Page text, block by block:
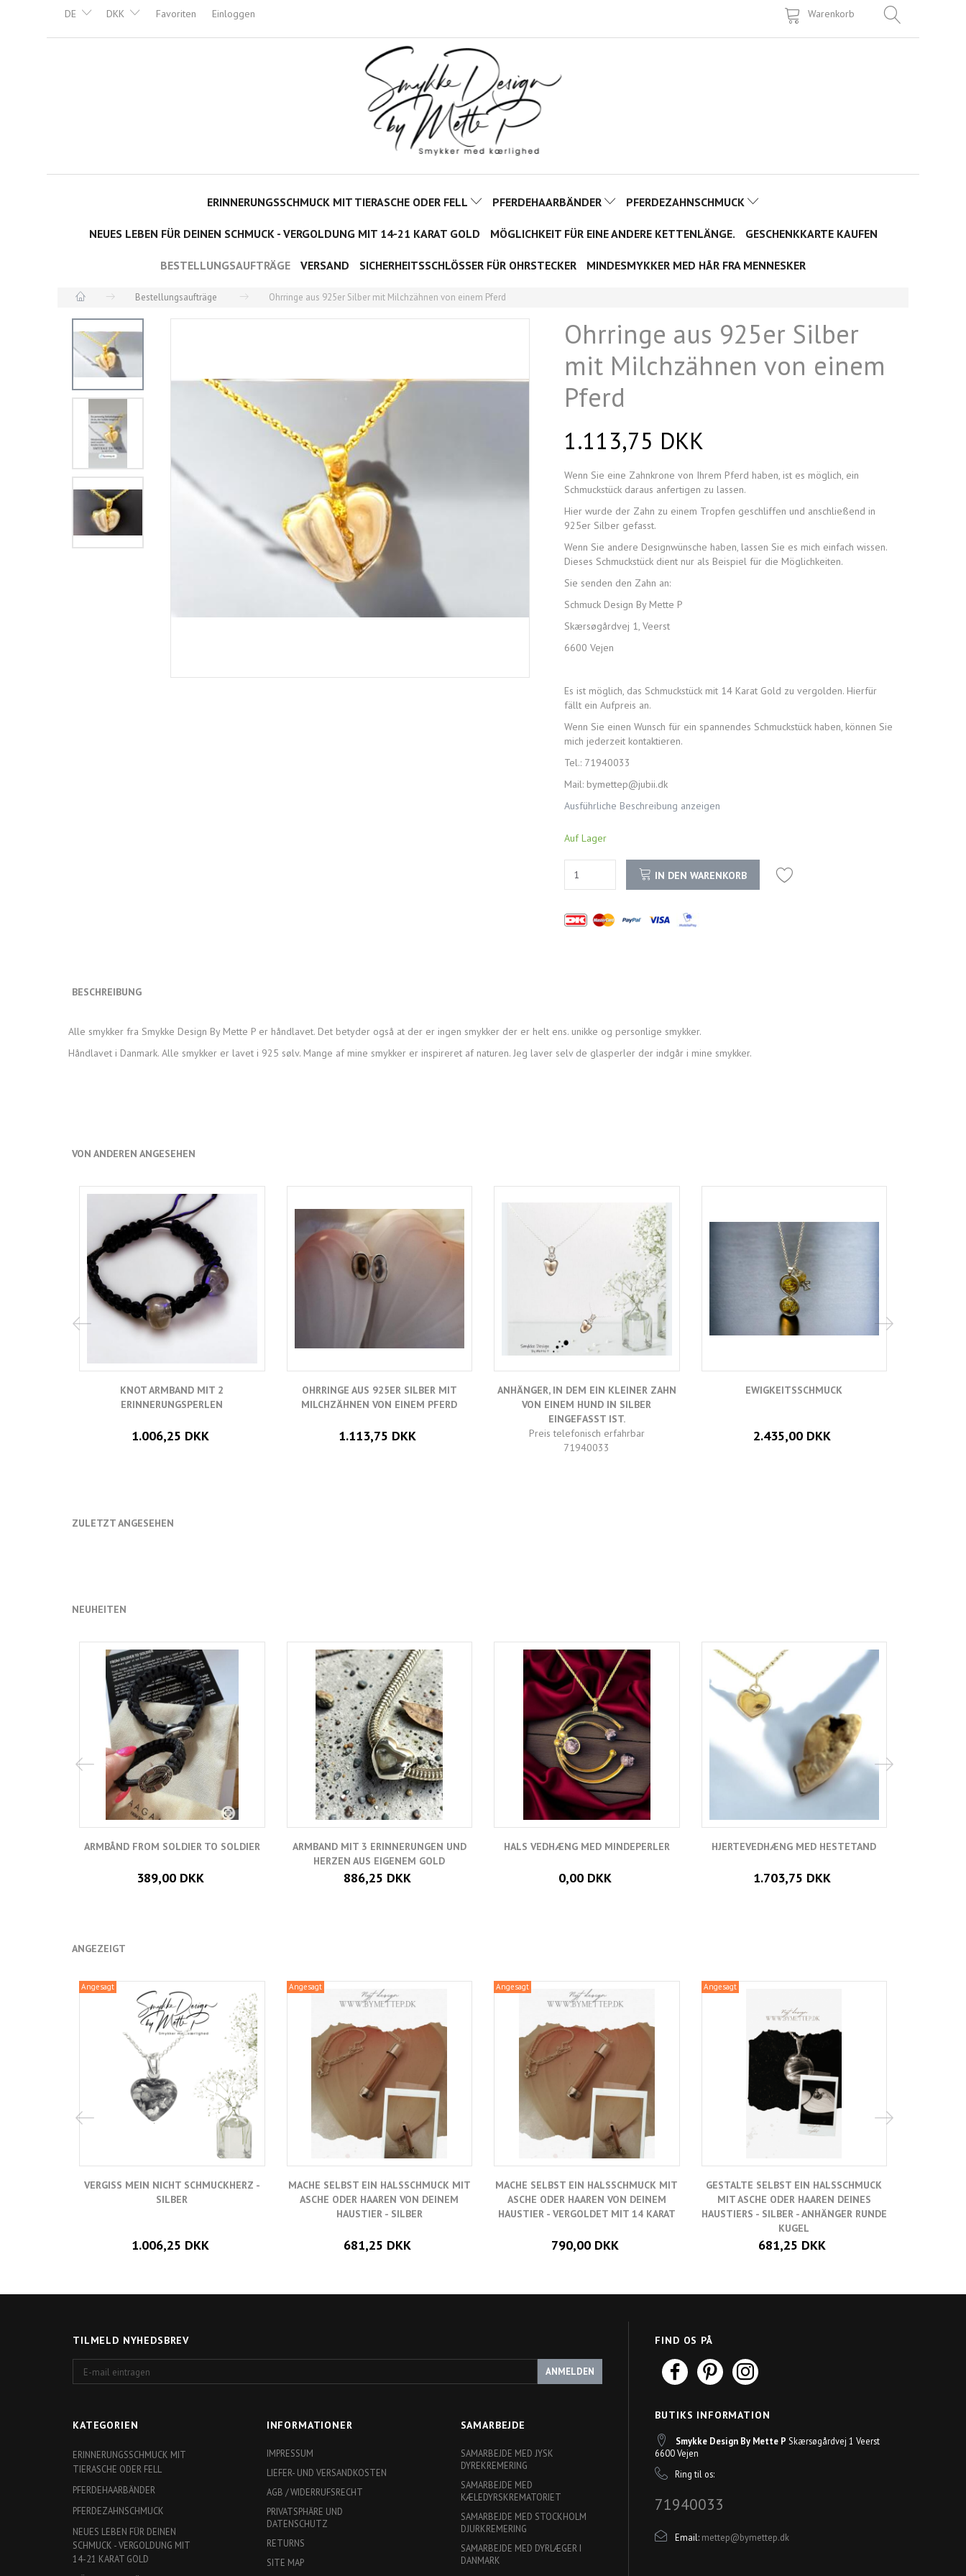
DE DKK Warenkorb
Favoriten Einloggen
ERINNERUNGSSCHMUCK MIT TIERASCHE ODER FELL PFERDEHAARBÄNDER PFERDEZAHNSCHMUCK
NEUES LEBEN FÜR DEINEN SCHMUCK - VERGOLDUNG MIT 14-21 KARAT GOLD MÖGLICHKEIT FÜR EINE ANDERE KETTENLÄNGE. GESCHENKKARTE KAUFEN
BESTELLUNGSAUFTRÄGE VERSAND SICHERHEITSSCHLÖSSER FÜR OHRSTECKER MINDESMYKKER MED HÅR FRA MENNESKER
Bestellungsaufträge Ohrringe aus 925er Silber mit Milchzähnen von einem Pferd
Ohrringe aus 925er Silber
mit Milchzähnen von einem
Pferd
1.113,75 DKK
Wenn Sie eine Zahnkrone von Ihrem Pferd haben, ist es möglich, ein
Schmuckstück daraus anfertigen zu lassen.
Hier wurde der Zahn zu einem Tropfen geschliffen und anschließend in
925er Silber gefasst.
Wenn Sie andere Designwünsche haben, lassen Sie es mich einfach wissen.
Dieses Schmuckstück dient nur als Beispiel für die Möglichkeiten.
Sie senden den Zahn an:
Schmuck Design By Mette P
Skærsøgårdvej 1, Veerst
6600 Vejen
Es ist möglich, das Schmuckstück mit 14 Karat Gold zu vergolden. Hierfür
fällt ein Aufpreis an.
Wenn Sie einen Wunsch für ein spannendes Schmuckstück haben, können Sie
mich jederzeit kontaktieren.
Tel.: 71940033
Mail: bymettep@jubii.dk
Ausführliche Beschreibung anzeigen
Auf Lager
IN DEN WARENKORB
BESCHREIBUNG
Alle smykker fra Smykke Design By Mette P er håndlavet. Det betyder også at der er ingen smykker der er helt ens. unikke og personlige smykker.
Håndlavet i Danmark. Alle smykker er lavet i 925 sølv. Mange af mine smykker er inspireret af naturen. Jeg laver selv de glasperler der indgår i mine smykker.
VON ANDEREN ANGESEHEN
KNOT ARMBAND MIT 2
ERINNERUNGSPERLEN
1.006,25 DKK
OHRRINGE AUS 925ER SILBER MIT
MILCHZÄHNEN VON EINEM PFERD
1.113,75 DKK
ANHÄNGER, IN DEM EIN KLEINER ZAHN
VON EINEM HUND IN SILBER
EINGEFASST IST.
Preis telefonisch erfahrbar
71940033
EWIGKEITSSCHMUCK
2.435,00 DKK
ZULETZT ANGESEHEN
NEUHEITEN
ARMBÅND FROM SOLDIER TO SOLDIER
389,00 DKK
ARMBAND MIT 3 ERINNERUNGEN UND
HERZEN AUS EIGENEM GOLD
886,25 DKK
HALS VEDHÆNG MED MINDEPERLER
0,00 DKK
HJERTEVEDHÆNG MED HESTETAND
1.703,75 DKK
ANGEZEIGT
Angesagt
VERGISS MEIN NICHT SCHMUCKHERZ -
SILBER
1.006,25 DKK
Angesagt
MACHE SELBST EIN HALSSCHMUCK MIT
ASCHE ODER HAAREN VON DEINEM
HAUSTIER - SILBER
681,25 DKK
Angesagt
MACHE SELBST EIN HALSSCHMUCK MIT
ASCHE ODER HAAREN VON DEINEM
HAUSTIER - VERGOLDET MIT 14 KARAT
790,00 DKK
Angesagt
GESTALTE SELBST EIN HALSSCHMUCK
MIT ASCHE ODER HAAREN DEINES
HAUSTIERS - SILBER - ANHÄNGER RUNDE
KUGEL
681,25 DKK
TILMELD NYHEDSBREV
mail
ANMELDEN
KATEGORIEN
ERINNERUNGSSCHMUCK MIT
TIERASCHE ODER FELL
PFERDEHAARBÄNDER
PFERDEZAHNSCHMUCK
NEUES LEBEN FÜR DEINEN
SCHMUCK - VERGOLDUNG MIT
14-21 KARAT GOLD
INFORMATIONER
IMPRESSUM
LIEFER- UND VERSANDKOSTEN
AGB / WIDERRUFSRECHT
PRIVATSPHÄRE UND
DATENSCHUTZ
RETURNS
SITE MAP
SAMARBEJDE
SAMARBEJDE MED JYSK
DYREKREMERING
SAMARBEJDE MED
KÆLEDYRSKREMATORIET
SAMARBEJDE MED STOCKHOLM
DJURKREMERING
SAMARBEJDE MED DYRLÆGER I
DANMARK
FIND OS PÅ
BUTIKS INFORMATION
Smykke Design By Mette P Skærsøgårdvej 1 Veerst
6600 Vejen
Ring til os:
71940033
Email: mettep@bymettep.dk